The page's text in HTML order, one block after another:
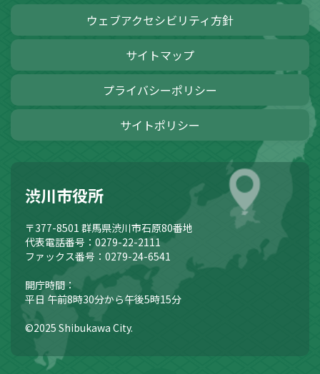
ウェブアクセシビリティ方針
サイトマップ
プライバシーポリシー
サイトポリシー
渋川市役所
〒377-8501 群馬県渋川市石原80番地
代表電話番号：0279-22-2111
ファックス番号：0279-24-6541
開庁時間：
平日 午前8時30分から午後5時15分
©2025 Shibukawa City.